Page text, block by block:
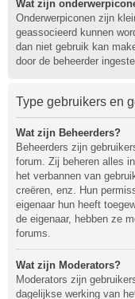
Wat zijn
Onderwerpiconen zijn
geassocieerd kunnen
dan niet gebruik kan
door de beheerder
Type gebruikers en
Wat zijn Beheerders?
Beheerders zijn
forum. Zij beheren alles
het verbannen van
creëren, enz. Hun
eigenaar hun heeft
de eigenaar, hebben ze
forums.
Wat zijn Moderators?
Moderators zijn
dagelijkse werking van